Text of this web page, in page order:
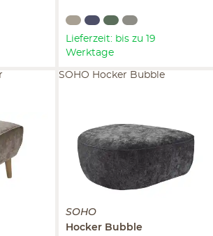
Lieferzeit: bis zu 19
Werktage
SOHO
Hocker Bubble
SOHO Hocker Bubble